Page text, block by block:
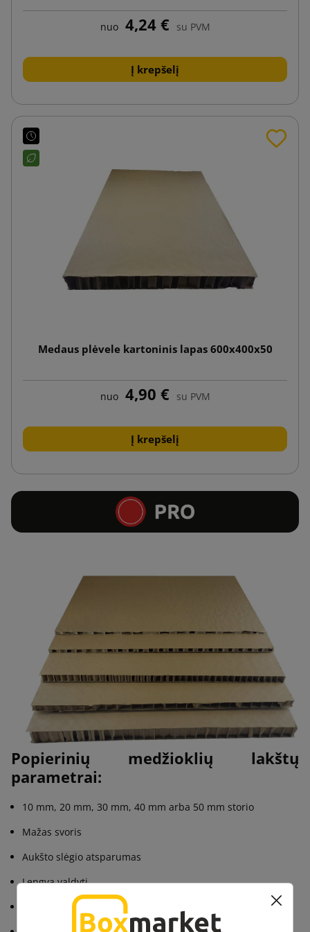
nuo 4,24 € su PVM
Į krepšelį
Medaus plėvele kartoninis lapas 600x400x50
nuo 4,90 € su PVM
Į krepšelį
Popierinių medžioklių lakštų
parametrai:
10 mm, 20 mm, 30 mm, 40 mm arba 50 mm storio
Mažas svoris
Aukšto slėgio atsparumas
Lengva valdyti
Perdirbtas popierius